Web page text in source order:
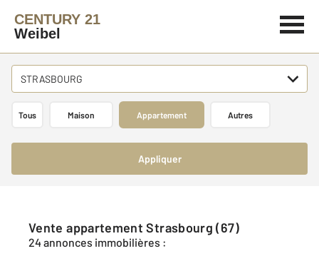
CENTURY 21
Weibel
STRASBOURG
Tous Maison Appartement Autres
Appliquer
Vente appartement Strasbourg (67)
24 annonces immobilières :